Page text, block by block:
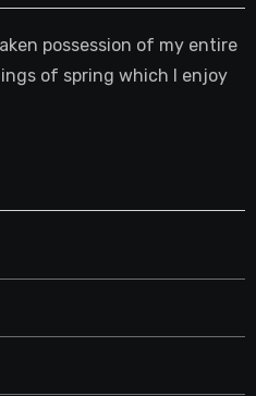
possession of my entire
of spring which I enjoy